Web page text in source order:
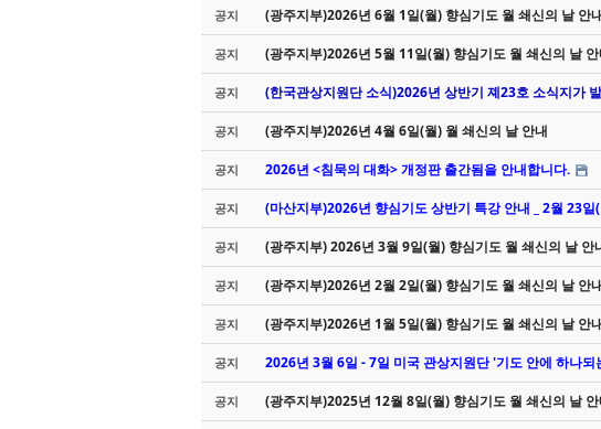
공지 (광주지부)2026년 6월 1일(월) 향심기도 월 쇄신의 날 안
공지 (광주지부)2026년 5월 11일(월) 향심기도 월 쇄신의 날 안
공지 (한국관상지원단 소식)2026년 상반기 졔23호 소식지가
공지 (광주지부)2026년 4월 6일(월) 월 쇄신의 날 안내
공지 2026년 <침묵의 대화> 개정판 출간됨을 안내합니다.
공지 (마산지부)2026년 향심기도 상반기 특강 안내 _ 2월 23
공지 (광주지부) 2026년 3월 9일(월) 향심기도 월 쇄신의 날 안
공지 (광주지부)2026년 2월 2일(월) 향심기도 월 쇄신의 날 안
공지 (광주지부)2026년 1월 5일(월) 향심기도 월 쇄신의 날 안
공지 2026년 3월 6일 - 7일 미국 관상지원단 '기도 안에 하나되
공지 (광주지부)2025년 12월 8일(월) 향심기도 월 쇄신의 날 안